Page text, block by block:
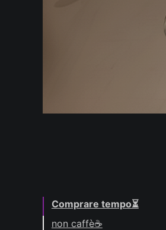
Comprare tempo⏳
non caffè☕